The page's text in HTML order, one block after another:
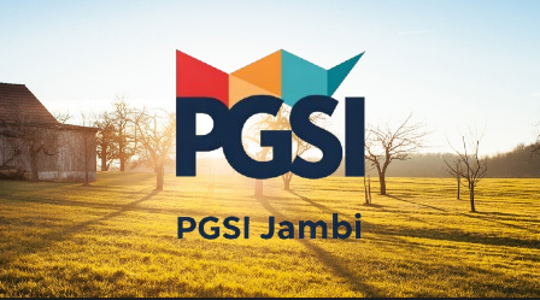
PGSI
JAMBI